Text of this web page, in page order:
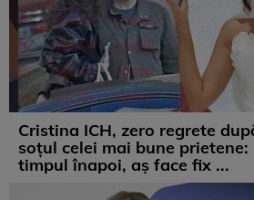
Cristina ICH, zero regrete
soțul celei mai bune prietene:
timpul înapoi, aș face fix ...